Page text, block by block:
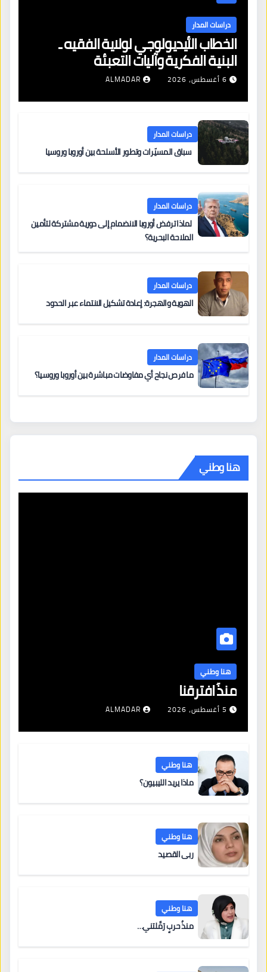
دراسات المدار
الخطاب الأيديولوجي لولاية الفقيه ـ
البنية الفكرية وآليات التعبئة
6 أغسطس، 2026 ALMADAR
دراسات المدار
سباق المسيّرات وتطور الأسلحة بين أوروبا وروسيا
دراسات المدار
لماذا ترفض أوروبا الانضمام إلى دورية مشتركة لتأمين
الملاحة البحرية؟
دراسات المدار
الهوية والهجرة: إعادة تشكيل الانتماء عبر الحدود
دراسات المدار
ما فرص نجاح أي مفاوضات مباشرة بين أوروبا وروسيا؟
هنا وطني
هنا وطني
منذُ افترقنا
5 أغسطس، 2026 ALMADAR
هنا وطني
ماذا يريد الليبيون؟
هنا وطني
ربى القصيد
هنا وطني
منذُ حربٍ رَمَّلتني…